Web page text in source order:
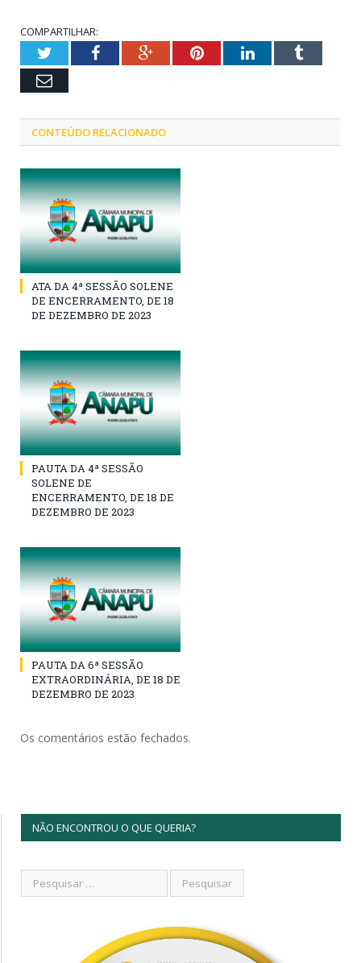
COMPARTILHAR:
TwitterFacebookGoogle+PinterestLinkedInTumblr
Email
CONTEÚDO RELACIONADO
ATA DA 4ª SESSÃO SOLENE
DE ENCERRAMENTO, DE 18
DE DEZEMBRO DE 2023
PAUTA DA 4ª SESSÃO
SOLENE DE
ENCERRAMENTO, DE 18 DE
DEZEMBRO DE 2023
PAUTA DA 6ª SESSÃO
EXTRAORDINÁRIA, DE 18 DE
DEZEMBRO DE 2023
Os comentários estão fechados.
NÃO ENCONTROU O QUE QUERIA?